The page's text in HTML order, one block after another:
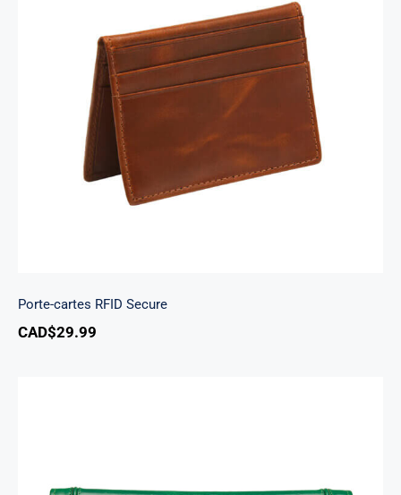
Porte-cartes RFID Secure
Porte-cartes RFID Secure
CAD$29.99